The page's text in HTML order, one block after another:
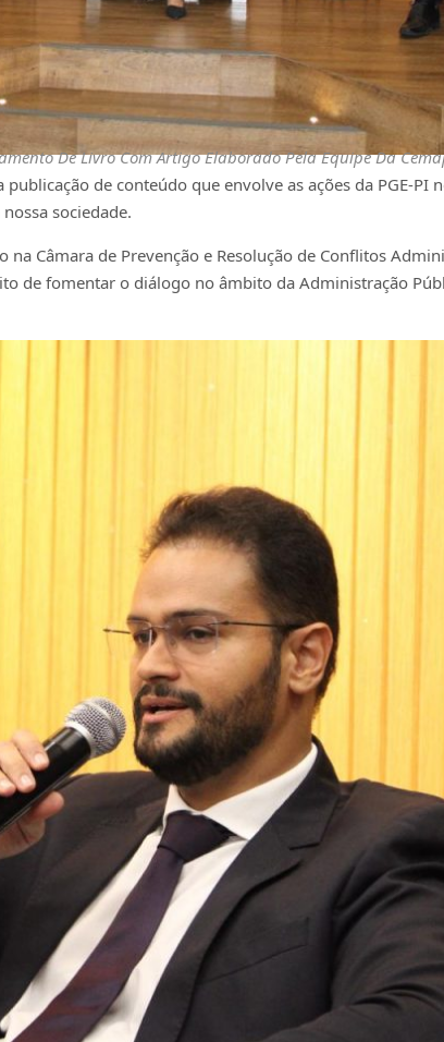
De Livro Com Artigo Elaborado Pela Equipe Da
de conteúdo que envolve as ações da PGE-PI
sociedade.
Câmara de Prevenção e Resolução de Conflitos
de fomentar o diálogo no âmbito da Administração